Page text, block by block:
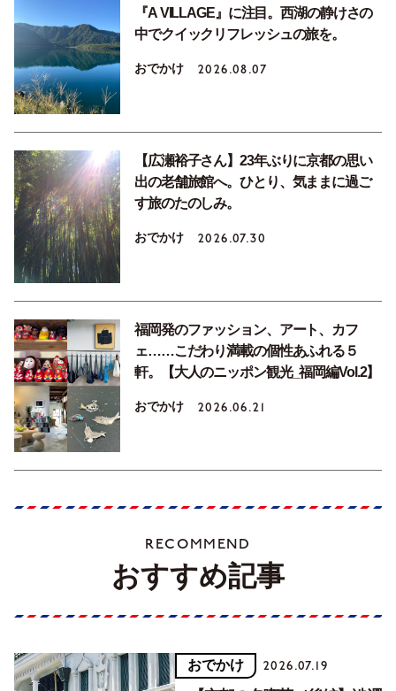
『A VILLAGE』に注目。西湖の静けさの
中でクイックリフレッシュの旅を。
おでかけ 2026.08.07
【広瀬裕子さん】23年ぶりに京都の思い
出の老舗旅館へ。ひとり、気ままに過ご
す旅のたのしみ。
おでかけ 2026.07.30
福岡発のファッション、アート、カフ
ェ……こだわり満載の個性あふれる５
軒。【大人のニッポン観光_福岡編Vol.2】
おでかけ 2026.06.21
RECOMMEND
おすすめ記事
おでかけ 2026.07.19